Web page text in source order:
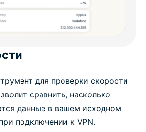
для проверки скорости
сравнить, насколько
данные в вашем исходном
подключении к VPN.